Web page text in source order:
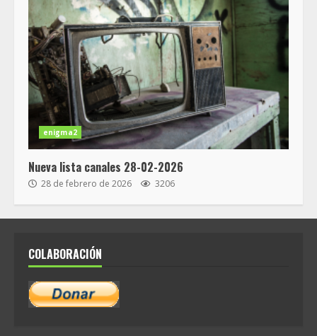
enigma2
Nueva lista canales 28-02-2026
28 de febrero de 2026 3206
COLABORACIÓN